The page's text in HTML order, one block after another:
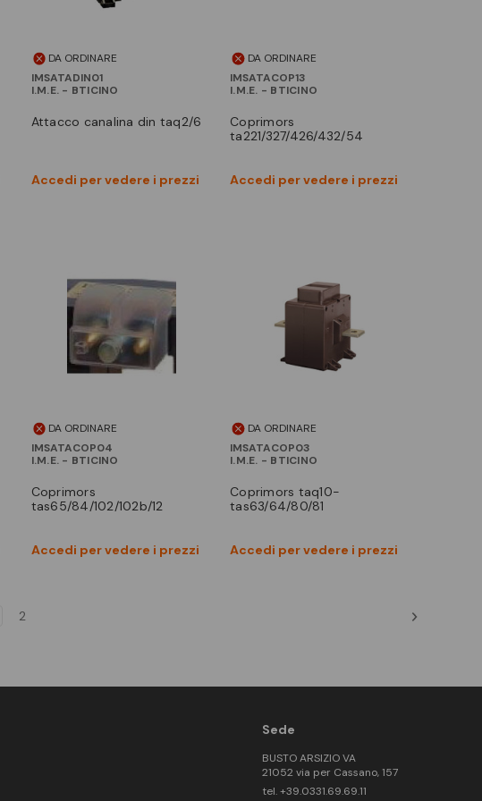
DA ORDINARE
IMSATADIN01
I.M.E. - BTICINO
attacco canalina din taq2/6
Accedi per vedere i prezzi
Confronta
DA ORDINARE
IMSATACOP13
I.M.E. - BTICINO
coprimors
ta221/327/426/432/54
Accedi per vedere i prezzi
Vedi prodotto
Confronta
DA ORDINARE
IMSATACOP04
I.M.E. - BTICINO
coprimors
tas65/84/102/102b/12
Accedi per vedere i prezzi
Vedi prodotto
Confronta
DA ORDINARE
IMSATACOP03
I.M.E. - BTICINO
coprimors taq10-
tas63/64/80/81
Accedi per vedere i prezzi
Vedi prodotto
Confronta
2
Sede
BUSTO ARSIZIO VA
21052 via per Cassano, 157
tel. +39.0331.69.69.11